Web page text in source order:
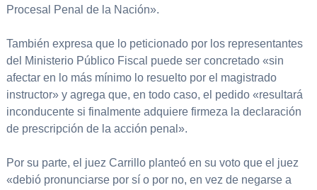
Procesal Penal de la Nación».
También expresa que lo peticionado por los representantes
del Ministerio Público Fiscal puede ser concretado «sin
afectar en lo más mínimo lo resuelto por el magistrado
instructor» y agrega que, en todo caso, el pedido «resultará
inconducente si finalmente adquiere firmeza la declaración
de prescripción de la acción penal».
Por su parte, el juez Carrillo planteó en su voto que el juez
«debió pronunciarse por sí o por no, en vez de negarse a